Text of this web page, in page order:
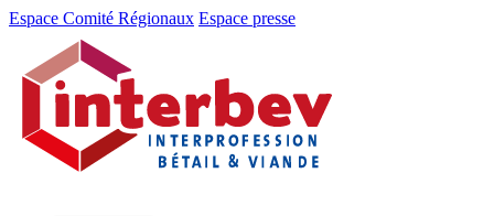
Aller
Aller
contenu
Espace Comité Régionaux Espace presse